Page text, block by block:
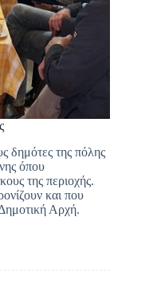
δημότες της πόλης
όπου
της περιοχής.
και που
Αρχή.